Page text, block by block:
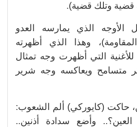
قضية وتلك قضية).
الأوجه الذي يمارسه العدو
وهذا الذي أظهرته
للأغنية التي أظهرت وجه تمثال
متسامح ويعاكسه وجه شرير
حاكت (كايوركي) ألم الشعوب:
وأضع سدادة أذنين..